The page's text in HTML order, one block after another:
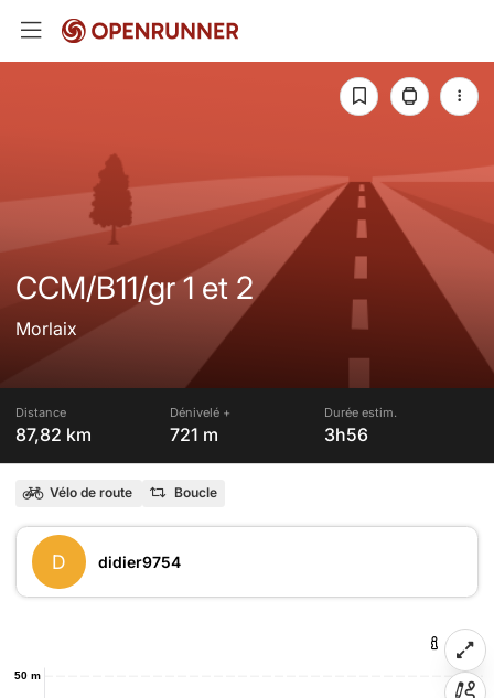
CCM/B11/gr 1 et 2
Morlaix
Distance
87,82 km
Dénivelé +
721 m
Durée estim.
3h56
Vélo de route Boucle
D didier9754
50 m